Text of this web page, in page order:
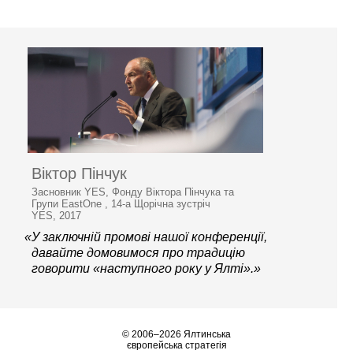
Віктор Пінчук
Засновник YES, Фонду Віктора Пінчука та
Групи EastOne , 14-а Щорічна зустріч
YES, 2017
«У заключній промові нашої конференції,
давайте домовимося про традицію
говорити «наступного року у Ялті».»
© 2006–2026 Ялтинська
європейська стратегія